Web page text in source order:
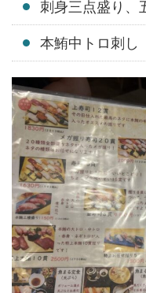
刺身三点盛り、
本鮪中トロ刺し